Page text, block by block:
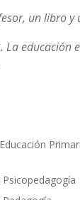
un libro y
educación